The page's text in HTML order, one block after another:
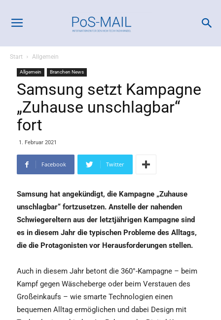
Start Allgemein
Allgemein Branchen News
Samsung setzt Kampagne
„Zuhause unschlagbar“
fort
1. Februar 2021
Facebook Twitter
Samsung hat angekündigt, die Kampagne „Zuhause
unschlagbar“ fortzusetzen. Anstelle der nahenden
Schwiegereltern aus der letztjährigen Kampagne sind
es in diesem Jahr die typischen Probleme des Alltags,
die die Protagonisten vor Herausforderungen stellen.
Auch in diesem Jahr betont die 360°-Kampagne – beim
Kampf gegen Wäscheberge oder beim Verstauen des
Großeinkaufs – wie smarte Technologien einen
bequemen Alltag ermöglichen und dabei Design mit